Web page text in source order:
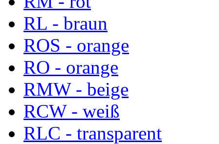
RL - braun
ROS - orange
RO - orange
RMW - beige
RCW - weiß
RLC - transparent